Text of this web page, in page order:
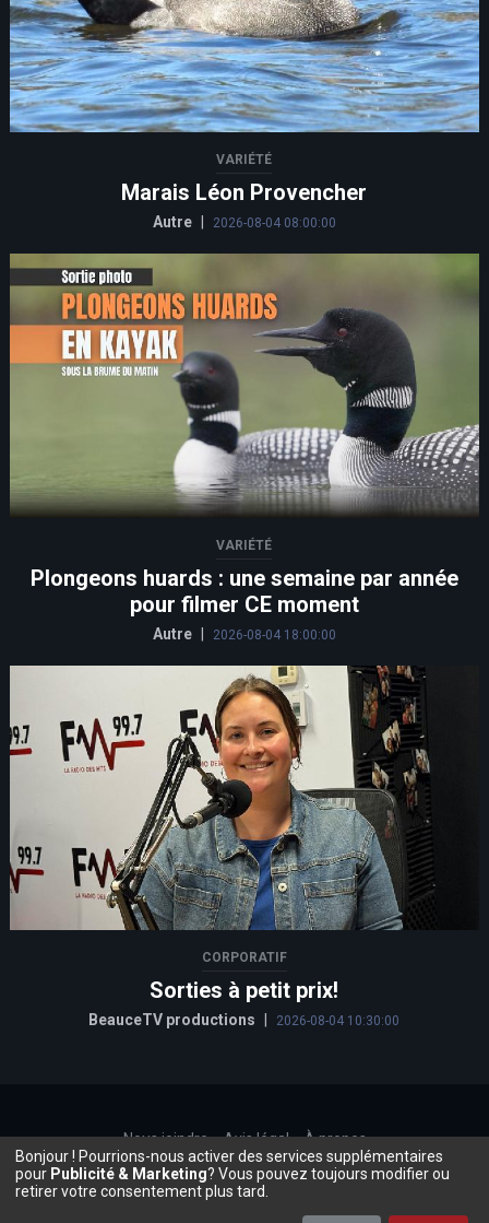
VARIÉTÉ
Marais Léon Provencher
Autre 2026-08-04 08:00:00
VARIÉTÉ
Plongeons huards : une semaine par année
pour filmer CE moment
Autre 2026-08-04 18:00:00
CORPORATIF
Sorties à petit prix!
BeauceTV productions 2026-08-04 10:30:00
Bonjour ! Pourrions-nous activer des services supplémentaires
pour Publicité & Marketing? Vous pouvez toujours modifier ou
retirer votre consentement plus tard.
Nous joindre Avis légal À propos
©2026, Beauce.TV